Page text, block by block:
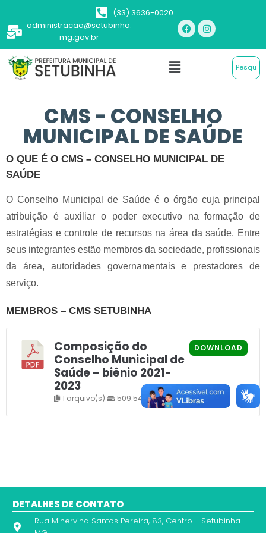
(33) 3636-0020
administracao@setubinha.
mg.gov.br
CMS - CONSELHO
MUNICIPAL DE SAÚDE
O QUE É O CMS – CONSELHO MUNICIPAL DE
SAÚDE
O Conselho Municipal de Saúde é o órgão cuja principal
atribuição é auxiliar o poder executivo na formação de
estratégias e controle de recursos na área da saúde. Entre
seus integrantes estão membros da sociedade, profissionais
da área, autoridades governamentais e prestadores de
serviço.
MEMBROS – CMS SETUBINHA
Composição do
Conselho Municipal de
Saúde – biênio 2021-
2023
1 arquivo(s) 509.54 KB
DOWNLOAD
DETALHES DE CONTATO
Rua Minervina Santos Pereira, 83, Centro - Setubinha -